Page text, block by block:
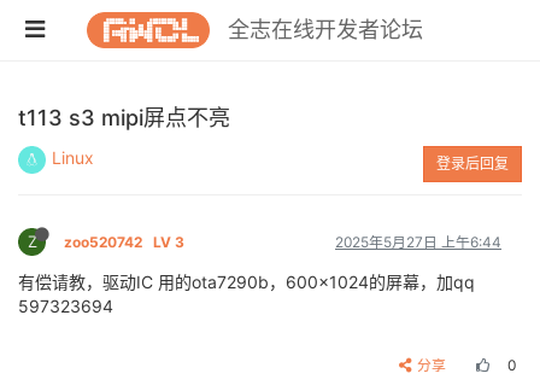
全志在线开发者论坛
t113 s3 mipi屏点不亮
Linux 登录后回复
Z zoo520742 LV 3 2025年5月27日 上午6:44
有偿请教，驱动IC 用的ota7290b，600x1024的屏幕，加qq
597323694
分享 0